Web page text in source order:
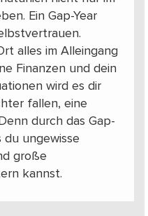
Ein Gap-Year
alles im Alleingang
Finanzen und dein
wird es dir
fallen, eine
durch das Gap-
du ungewisse
große
kannst.